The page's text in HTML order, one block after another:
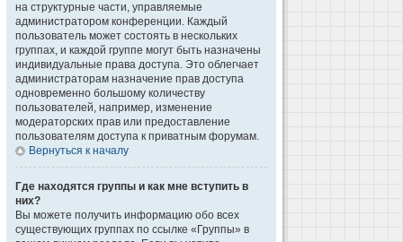
на структурные части, управляемые
администратором конференции. Каждый
пользователь может состоять в нескольких
группах, и каждой группе могут быть назначены
индивидуальные права доступа. Это облегчает
администраторам назначение прав доступа
одновременно большому количеству
пользователей, например, изменение
модераторских прав или предоставление
пользователям доступа к приватным форумам.
Вернуться к началу
Где находятся группы и как мне вступить в
них?
Вы можете получить информацию обо всех
существующих группах по ссылке «Группы» в